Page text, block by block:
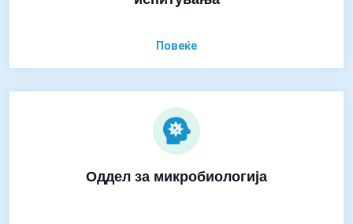
Повеќе
Оддел за микробиологија